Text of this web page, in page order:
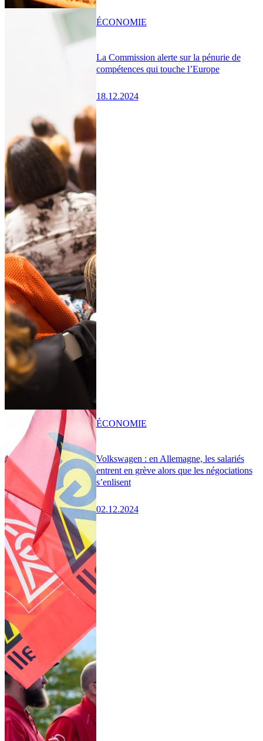
La Commission alerte sur la pénurie de
compétences qui touche l’Europe
18.12.2024
ÉCONOMIE
Volkswagen : en Allemagne, les salariés
entrent en grève alors que les négociations
s’enlisent
02.12.2024
ÉCONOMIE